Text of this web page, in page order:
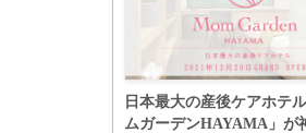
日本最大の産後ケアホテ
ムガーデンHAYAMA」が